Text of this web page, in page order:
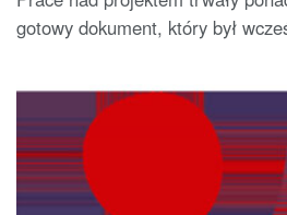
gotowy dokument, który był